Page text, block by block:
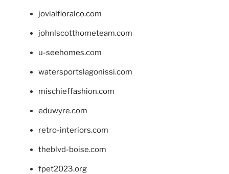
jovialfloralco.com
johnlscotthometeam.com
u-seehomes.com
watersportslagonissi.com
mischieffashion.com
eduwyre.com
retro-interiors.com
theblvd-boise.com
fpet2023.org